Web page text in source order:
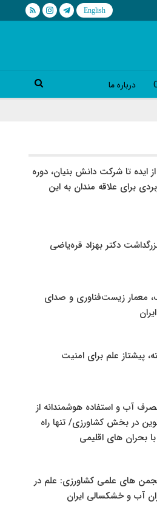
درباره ما
ایده تا شرکت دانش بنیان، دوره
برای علاقه مندان به این
دکتر بهزاد قره‌یاضی
معمار زیست‌فناوری و صدای
پیشتاز علم برای امنیت
آب و استفاده هوشمندانه از
در بخش کشاورزی/ تنها راه
بحران های اقلیمی
های علمی کشاورزی: علم در
آب و خشکسالی ایران